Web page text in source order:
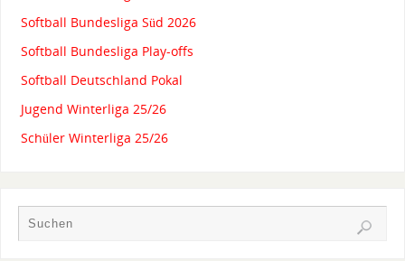
Softball Bundesliga Süd 2026
Softball Bundesliga Play-offs
Softball Deutschland Pokal
Jugend Winterliga 25/26
Schüler Winterliga 25/26